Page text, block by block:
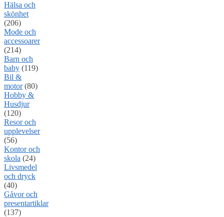
Hälsa och
skönhet
(206)
Mode och
accessoarer
(214)
Barn och
baby (119)
Bil &
motor (80)
Hobby &
Husdjur
(120)
Resor och
upplevelser
(56)
Kontor och
skola (24)
Livsmedel
och dryck
(40)
Gåvor och
presentartiklar
(137)